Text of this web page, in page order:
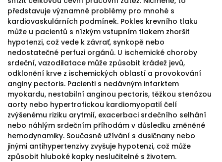
představuje významné problémy pro mnohé s
kardiovaskulárních podmínek. Pokles krevního tlaku
může u pacientů s nízkým vstupním tlakem zhoršit
hypotenzi, což vede k závrať, synkopě nebo
nedostatečné perfuzi orgánů. U ischemické choroby
srdeční, vazodilatace může způsobit krádež jevů,
odklonění krve z ischemických oblastí a provokování
anginy pectoris. Pacienti s nedávným infarktem
myokardu, nestabilní anginou pectoris, těžkou stenózou
aorty nebo hypertrofickou kardiomyopatií čelí
zvýšenému riziku arytmií, exacerbaci srdečního selhání
nebo náhlým srdečním příhodám v důsledku změněné
hemodynamiky. Současné užívání s dusičnany nebo
jinými antihypertenzivy zvyšuje hypotenzi, což může
způsobit hluboké kapky neslučitelné s životem.